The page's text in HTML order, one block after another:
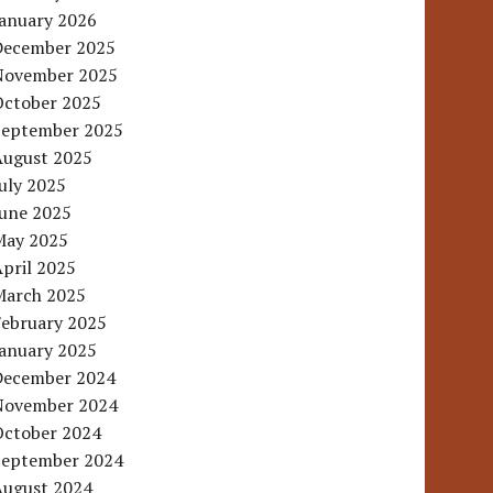
2026
2025
2025
2025
2025
2025
2025
2025
2025
2025
2025
2025
2025
2024
2024
2024
2024
2024